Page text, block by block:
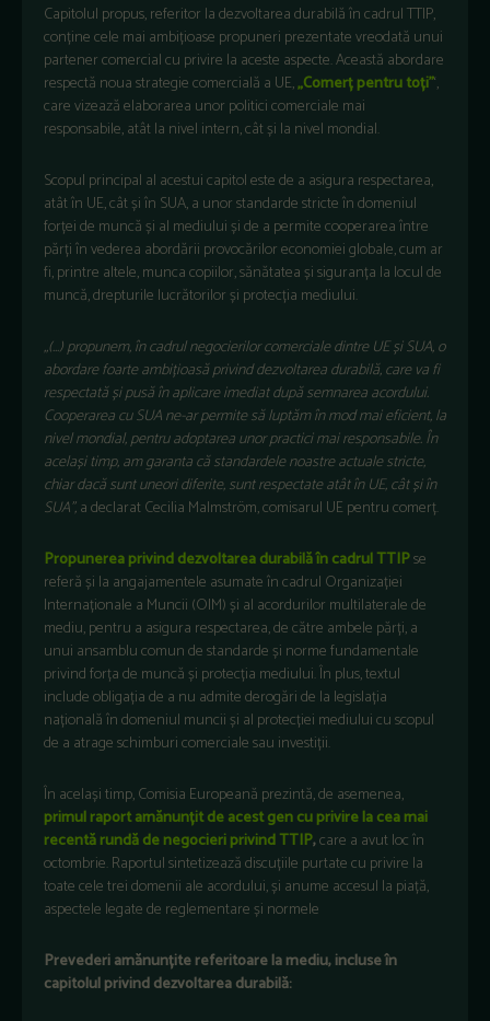
Capitolul propus, referitor la dezvoltarea durabilă în cadrul TTIP,
conține cele mai ambițioase propuneri prezentate vreodată unui
partener comercial cu privire la aceste aspecte. Această abordare
respectă noua strategie comercială a UE,„Comerț pentru toți”‘,
care vizează elaborarea unor politici comerciale mai
responsabile, atât la nivel intern, cât și la nivel mondial.
Scopul principal al acestui capitol este de a asigura respectarea,
atât în UE, cât și în SUA, a unor standarde stricte în domeniul
forței de muncă și al mediului și de a permite cooperarea între
părți în vederea abordării provocărilor economiei globale, cum ar
fi, printre altele, munca copiilor, sănătatea și siguranța la locul de
muncă, drepturile lucrătorilor și protecția mediului.
„(…) propunem, în cadrul negocierilor comerciale dintre UE și SUA, o
abordare foarte ambițioasă privind dezvoltarea durabilă, care va fi
respectată și pusă în aplicare imediat după semnarea acordului.
Cooperarea cu SUA ne-ar permite să luptăm în mod mai eficient, la
nivel mondial, pentru adoptarea unor practici mai responsabile. În
același timp, am garanta că standardele noastre actuale stricte,
chiar dacă sunt uneori diferite, sunt respectate atât în UE, cât și în
SUA”,a declarat Cecilia Malmström, comisarul UE pentru comerț.
Propunerea privind dezvoltarea durabilă în cadrul TTIPse
referă și la angajamentele asumate în cadrul Organizației
Internaționale a Muncii (OIM) și al acordurilor multilaterale de
mediu, pentru a asigura respectarea, de către ambele părți, a
unui ansamblu comun de standarde și norme fundamentale
privind forța de muncă și protecția mediului. În plus, textul
include obligația de a nu admite derogări de la legislația
națională în domeniul muncii și al protecției mediului cu scopul
de a atrage schimburi comerciale sau investiții.
În același timp, Comisia Europeană prezintă, de asemenea,
primul raport amănunțit de acest gen cu privire la cea mai
recentă rundă de negocieri privind TTIP,care a avut loc în
octombrie. Raportul sintetizează discuțiile purtate cu privire la
toate cele trei domenii ale acordului, și anume accesul la piață,
aspectele legate de reglementare și normele
Prevederi amănunțite referitoare la mediu, incluse în
capitolul privind dezvoltarea durabilă: